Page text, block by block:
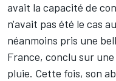
avait la capacité de
n'avait pas été le cas
néanmoins pris une
France, conclu sur
pluie. Cette fois, son